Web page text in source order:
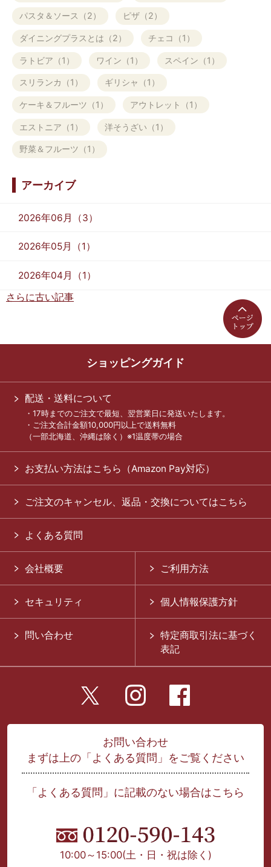
パスタ＆ソース（2） ピザ（2）
ダイニングプラスとは（2） チェコ（1）
ラトビア（1） ワイン（1） スペイン（1）
スリランカ（1） ギリシャ（1）
ケーキ＆フルーツ（1） アウトレット（1）
エストニア（1） 洋そうざい（1）
野菜＆フルーツ（1）
アーカイブ
2026年06月（3）
2026年05月（1）
2026年04月（1）
さらに古い記事
ショッピングガイド
配送・送料について
・17時までのご注文で最短、翌営業日に発送いたします。
・ご注文合計金額10,000円以上で送料無料
（一部北海道、沖縄は除く）※1温度帯の場合
お支払い方法はこちら（Amazon Pay対応）
ご注文のキャンセル、返品・交換についてはこちら
よくある質問
会社概要 ご利用方法
セキュリティ 個人情報保護方針
問い合わせ
特定商取引法に基づく
表記
お問い合わせ
まずは上の「よくある質問」をご覧ください
「よくある質問」に記載のない場合はこちら
10:00～15:00(土・日・祝は除く)